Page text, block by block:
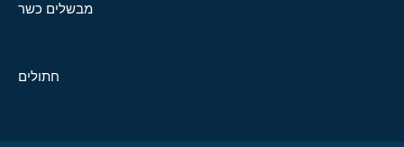
מבשלים כשר
חתולים